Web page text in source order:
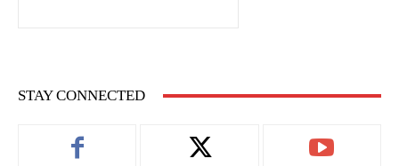
STAY CONNECTED